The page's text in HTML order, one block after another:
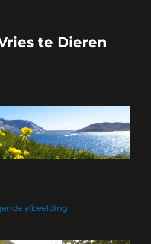
te Dieren
afbeelding